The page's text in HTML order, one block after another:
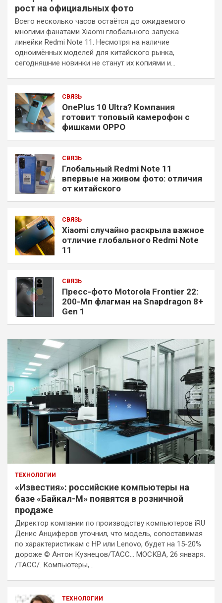
рост на официальных фото
Всего несколько часов остаётся до ожидаемого
многими фанатами Xiaomi глобального запуска
линейки Redmi Note 11. Несмотря на наличие
одноимённых моделей для китайского рынка,
сегодняшние новинки не станут их копиями и…
СВЯЗЬ
OnePlus 10 Ultra? Компания
готовит топовый камерофон с
фишками OPPO
СВЯЗЬ
Глобальный Redmi Note 11
впервые на живом фото: отличия
от китайского
СВЯЗЬ
Xiaomi случайно раскрыла важное
отличие глобального Redmi Note
11
СВЯЗЬ
Пресс-фото Motorola Frontier 22:
200-Мп флагман на Snapdragon 8+
Gen 1
ТЕХНОЛОГИИ
«Известия»: российские компьютеры на
базе «Байкал-М» появятся в розничной
продаже
Директор компании по производству компьютеров iRU
Денис Анциферов уточнил, что модель, сопоставимая
по характеристикам с HP или Lenovo, будет на 15-20%
дороже © Антон Кузнецов/ТАСС… МОСКВА, 26 января.
/ТАСС/. Компьютеры,…
ТЕХНОЛОГИИ